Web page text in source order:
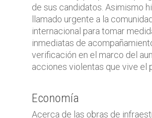
de sus candidatos. Asimismo
llamado urgente a la comunidad
internacional para tomar
inmediatas de
verificación en el marco del
acciones violentas que vive el
Economía
Acerca de las obras de